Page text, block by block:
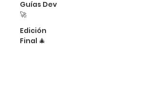
Guías Dev
🚀
Edición
Final 🎄